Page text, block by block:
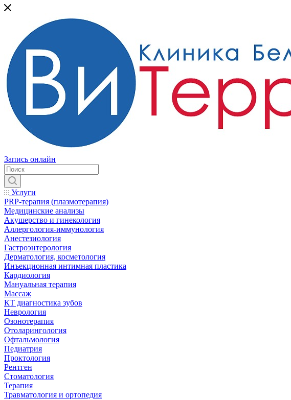
Запись онлайн
Услуги
PRP-терапия (плазмотерапия)
Медицинские анализы
Акушерство и гинекология
Аллергология-иммунология
Анестезиология
Гастроэнтерология
Дерматология, косметология
Инъекционная интимная пластика
Кардиология
Мануальная терапия
Массаж
КТ диагностика зубов
Неврология
Озонотерапия
Отоларингология
Офтальмология
Педиатрия
Проктология
Рентген
Стоматология
Терапия
Травматология и ортопедия